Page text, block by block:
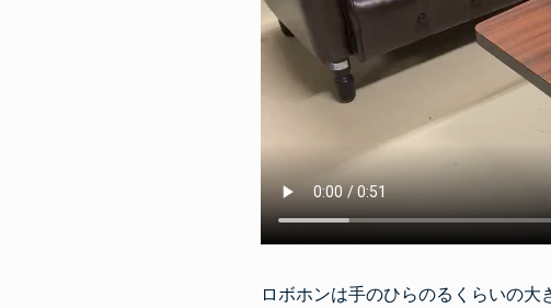
ロボホンは手のひらのるくらいの